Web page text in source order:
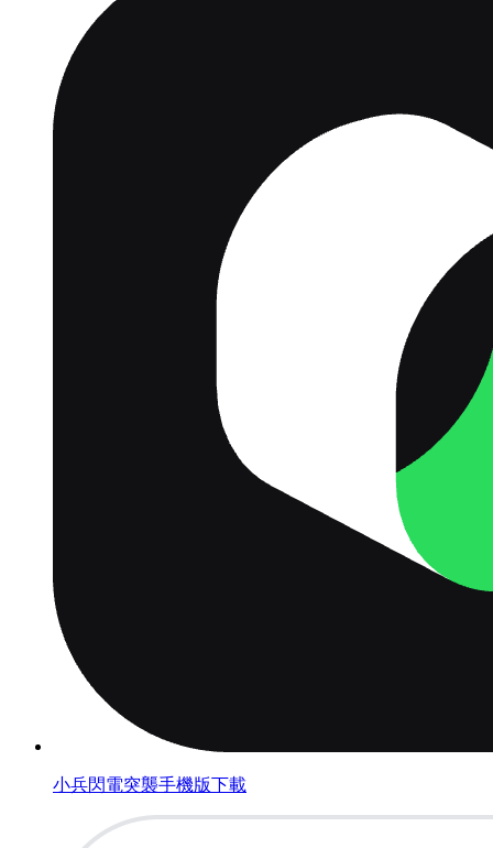
小兵閃電突襲手機版下載